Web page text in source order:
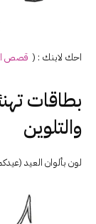
احك لابنك : ( قصص
بطاقات
والتلوين
لون بألوان العيد